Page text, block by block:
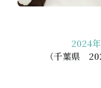
2024
（千葉県